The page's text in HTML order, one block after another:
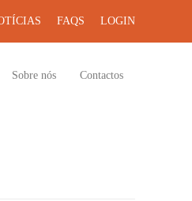
FAQS LOGIN
Sobre nós Contactos